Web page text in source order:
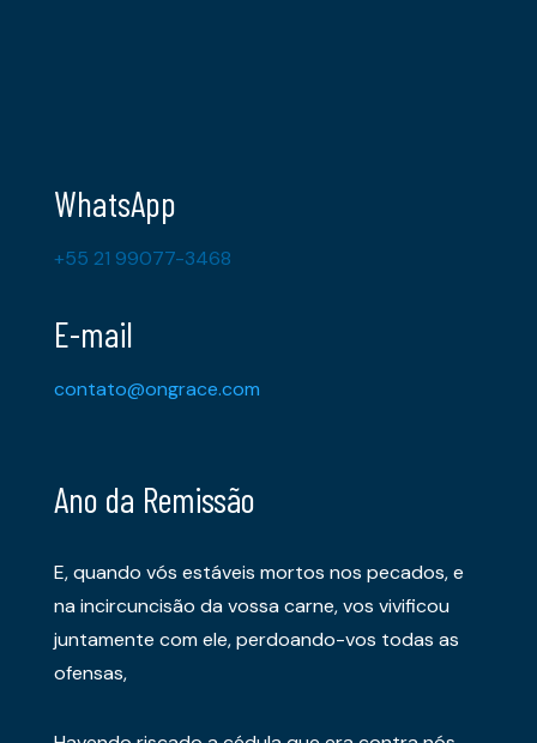
WhatsApp
+55 21 99077-3468
E-mail
contato@ongrace.com
Ano da Remissão
E, quando vós estáveis mortos nos pecados, e
na incircuncisão da vossa carne, vos vivificou
juntamente com ele, perdoando-vos todas as
ofensas,